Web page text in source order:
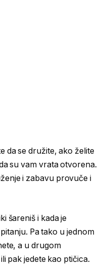
da se družite, ako želite
su vam vrata otvorena.
i zabavu provuče i
šareniš i kada je
Pa tako u jednom
a u drugom
pak jedete kao ptičica.